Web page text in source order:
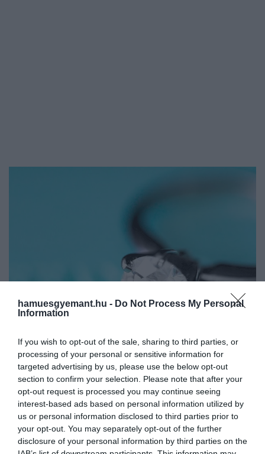
hamuesgyemant.hu - Do Not Process My Personal
Information
If you wish to opt-out of the sale, sharing to third parties, or
processing of your personal or sensitive information for
targeted advertising by us, please use the below opt-out
section to confirm your selection. Please note that after your
opt-out request is processed you may continue seeing
interest-based ads based on personal information utilized by
us or personal information disclosed to third parties prior to
your opt-out. You may separately opt-out of the further
disclosure of your personal information by third parties on the
Miután áprilisban belépett az NFT-térbe, a
Tiffany & Co. egy 250 darabos kollekcióval
új szintre emeli a CryptoPunk medálokat.
2024. JANUÁR 15. ● HAMU ÉS GYÉMÁNT
Méregdrága digitális ékszerek:
NFT-kollekciót dob piacra a…
HAMU ÉS GYÉMÁNT